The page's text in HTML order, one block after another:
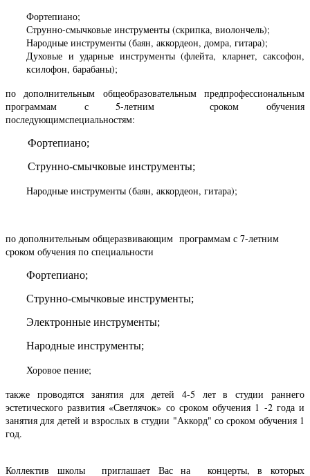
Фортепиано;
Струнно-смычковые инструменты (скрипка, виолончель);
Народные инструменты (баян, аккордеон, домра, гитара);
Духовые и ударные инструменты (флейта, кларнет, саксофон,
ксилофон, барабаны);
по дополнительным общеобразовательным предпрофессиональным
программам с 5-летним сроком обучения
последующимспециальностям:
Фортепиано;
Струнно-смычковые инструменты;
Народные инструменты (баян, аккордеон, гитара);
по дополнительным общеразвивающим программам с 7-летним
сроком обучения по специальности
Фортепиано;
Струнно-смычковые инструменты;
Электронные инструменты;
Народные инструменты;
Хоровое пение;
также проводятся занятия для детей 4-5 лет в студии раннего
эстетического развития «Светлячок» со сроком обучения 1 -2 года и
занятия для детей и взрослых в студии "Аккорд" со сроком обучения 1
год.
Коллектив школы приглашает Вас на концерты, в которых